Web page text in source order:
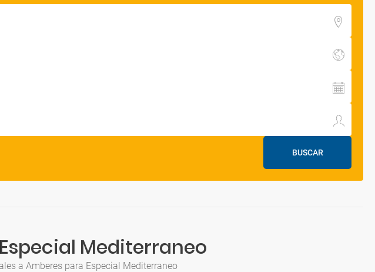
BUSCAR
Mediterraneo
a Amberes para Especial Mediterraneo